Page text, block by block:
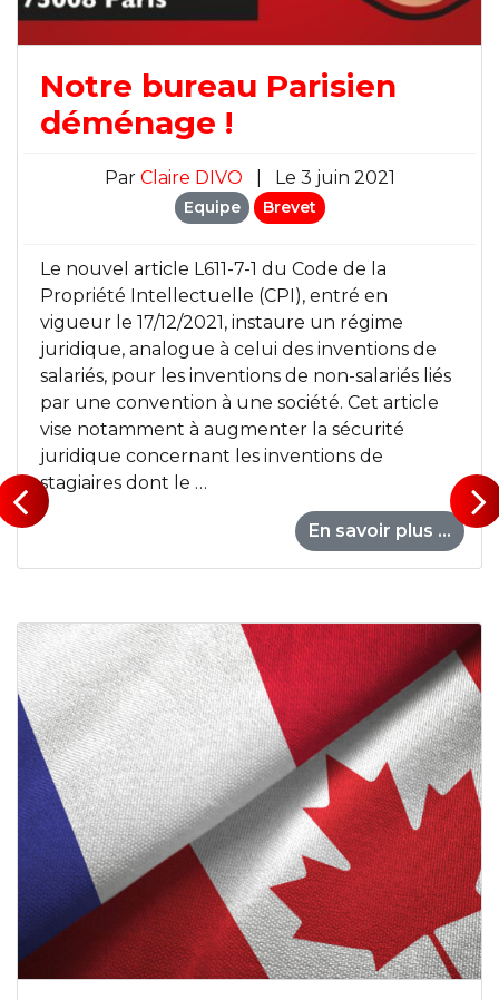
Notre bureau Parisien
déménage !
Par Claire DIVO Le 3 juin 2021
Equipe Brevet
Le nouvel article L611-7-1 du Code de la
Propriété Intellectuelle (CPI), entré en
vigueur le 17/12/2021, instaure un régime
juridique, analogue à celui des inventions de
salariés, pour les inventions de non-salariés liés
par une convention à une société. Cet article
vise notamment à augmenter la sécurité
juridique concernant les inventions de
stagiaires dont le …
En savoir plus ...